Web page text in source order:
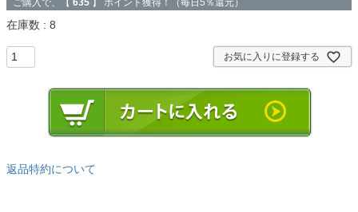
ご購入で、【 635 】 ポイント獲得！（毎日5％還元）
在庫数 8
お気に入りに登録する
返品特約について